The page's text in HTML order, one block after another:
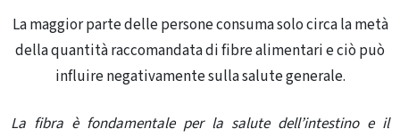
La maggior parte delle persone consuma solo circa la metà
della quantità raccomandata di fibre alimentari e ciò può
influire negativamente sulla salute generale.
La fibra è fondamentale per la salute dell’intestino e il